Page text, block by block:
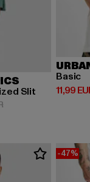
Slit
EUR
Aktionspreis: 34,99 EUR
Basic
11,99
-47%